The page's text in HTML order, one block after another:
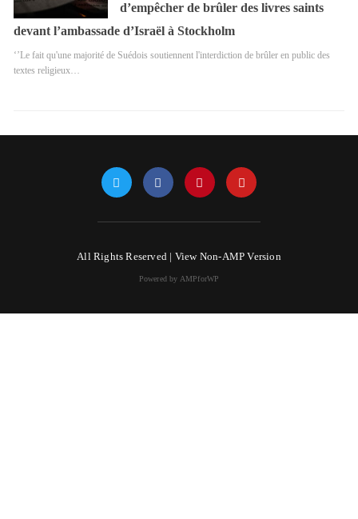
d’empêcher de brûler des livres saints
devant l’ambassade d’Israël à Stockholm
‘’Le fait qu'une majorité de Suédois soutiennent l'interdiction de brûler en public des
textes religieux…
All Rights Reserved | View Non-AMP Version
Powered by AMPforWP